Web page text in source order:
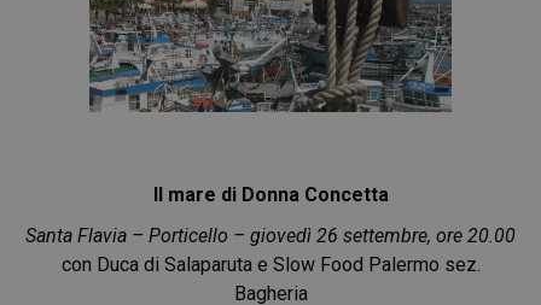
Il mare di Donna Concetta
Santa Flavia – Porticello – giovedì 26 settembre, ore 20.00
con Duca di Salaparuta e Slow Food Palermo sez.
Bagheria